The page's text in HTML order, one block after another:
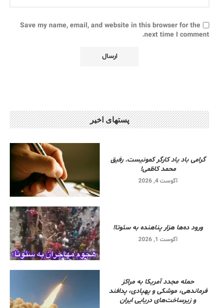
Save my name, email, and website in this browser for the
next time I comment.
پستهای اخیر
گرامی باد یاد کارگر کمونیست. رفیق
محمد کاظمی!
آگوست 4, 2026
ورود ده‌ها هزار پناهنده به سئوتا!
آگوست 1, 2026
حمله مجدد آمریکا به مراکز
فرماندهی، موشکی و پهپادی، پدافند
و زیرساخت‌های دریایی ایران